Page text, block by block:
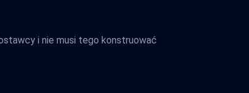
i nie musi tego konstruować